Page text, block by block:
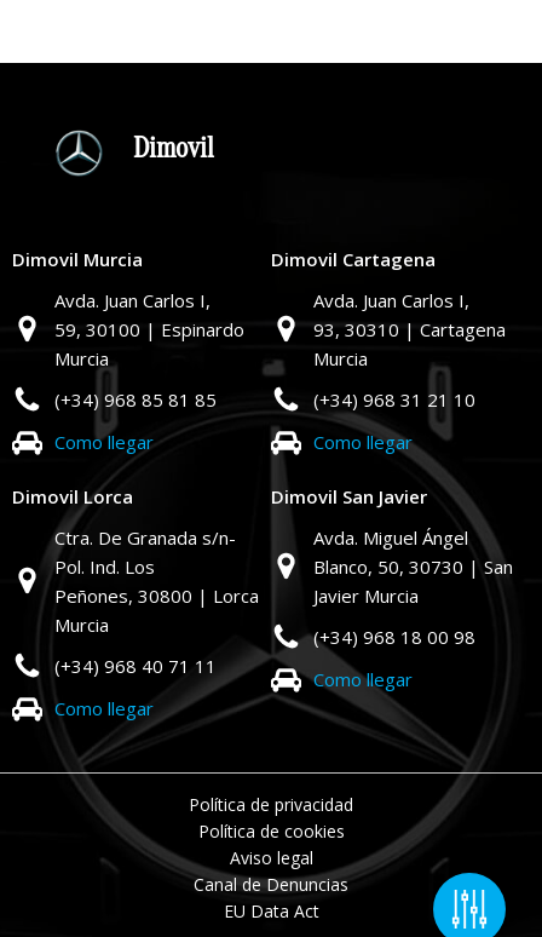
Dimovil
Dimovil Murcia
Avda. Juan Carlos I,
59, 30100 | Espinardo
Murcia
(+34) 968 85 81 85
Como llegar
Dimovil Cartagena
Avda. Juan Carlos I,
93, 30310 | Cartagena
Murcia
(+34) 968 31 21 10
Como llegar
Dimovil Lorca
Ctra. De Granada s/n-
Pol. Ind. Los
Peñones, 30800 | Lorca
Murcia
(+34) 968 40 71 11
Como llegar
Dimovil San Javier
Avda. Miguel Ángel
Blanco, 50, 30730 | San
Javier Murcia
(+34) 968 18 00 98
Como llegar
Política de privacidad
Política de cookies
Aviso legal
Canal de Denuncias
EU Data Act